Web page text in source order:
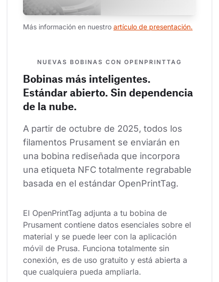
Más información en nuestro artículo de presentación.
NUEVAS BOBINAS CON OPENPRINTTAG
Bobinas más inteligentes.
Estándar abierto. Sin dependencia
de la nube.
A partir de octubre de 2025, todos los
filamentos Prusament se enviarán en
una bobina rediseñada que incorpora
una etiqueta NFC totalmente regrabable
basada en el estándar OpenPrintTag.
El OpenPrintTag adjunta a tu bobina de
Prusament contiene datos esenciales sobre el
material y se puede leer con la aplicación
móvil de Prusa. Funciona totalmente sin
conexión, es de uso gratuito y está abierta a
que cualquiera pueda ampliarla.